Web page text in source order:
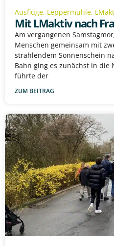
Ausflüge, Leppermühle,
Mit LMaktiv nach
Am vergangenen
Menschen gemeinsam mit
strahlendem Sonnenschein
Bahn ging es zunächst in die
führte der
ZUM BEITRAG